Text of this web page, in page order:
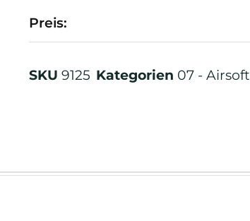
Preis:
SKU9125 Kategorien 07 - Airsoft